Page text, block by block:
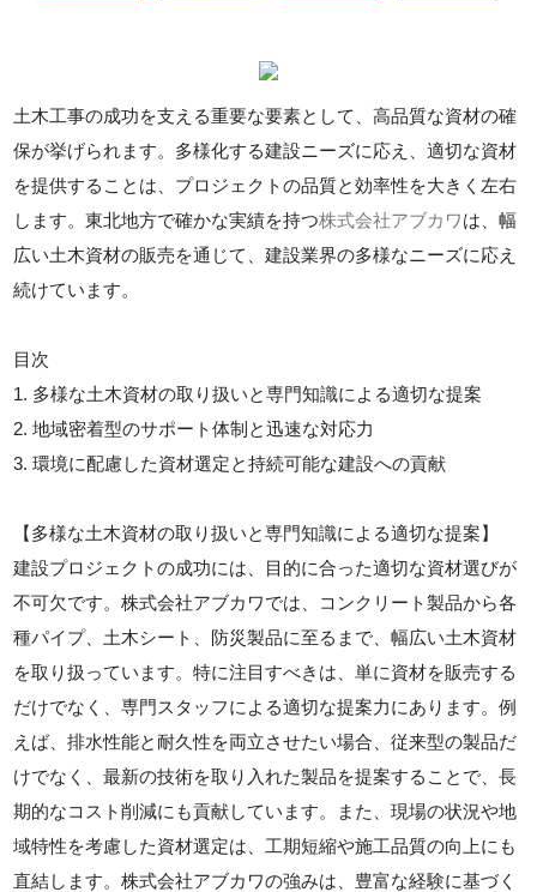
土木工事の成功を支える重要な要素として、高品質な資材の確
保が挙げられます。多様化する建設ニーズに応え、適切な資材
を提供することは、プロジェクトの品質と効率性を大きく左右
します。東北地方で確かな実績を持つ株式会社アブカワは、幅
広い土木資材の販売を通じて、建設業界の多様なニーズに応え
続けています。
目次
1. 多様な土木資材の取り扱いと専門知識による適切な提案
2. 地域密着型のサポート体制と迅速な対応力
3. 環境に配慮した資材選定と持続可能な建設への貢献
【多様な土木資材の取り扱いと専門知識による適切な提案】
建設プロジェクトの成功には、目的に合った適切な資材選びが
不可欠です。株式会社アブカワでは、コンクリート製品から各
種パイプ、土木シート、防災製品に至るまで、幅広い土木資材
を取り扱っています。特に注目すべきは、単に資材を販売する
だけでなく、専門スタッフによる適切な提案力にあります。例
えば、排水性能と耐久性を両立させたい場合、従来型の製品だ
けでなく、最新の技術を取り入れた製品を提案することで、長
期的なコスト削減にも貢献しています。また、現場の状況や地
域特性を考慮した資材選定は、工期短縮や施工品質の向上にも
直結します。株式会社アブカワの強みは、豊富な経験に基づく